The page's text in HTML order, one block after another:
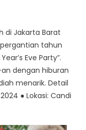
di Jakarta Barat
tahun
Eve Party”.
dengan hiburan
menarik. Detail
● Lokasi: Candi